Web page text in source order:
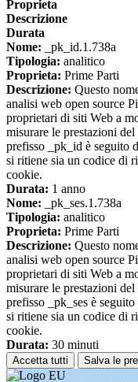
Proprieta
Descrizione
Durata
Nome: _pk_id.1.738a
Tipologia: analitico
Proprieta: Prime Parti
Descrizione: Questo
analisi web open source
proprietari di siti Web a
misurare le prestazioni
prefisso _pk_id è seguito
si ritiene sia un codice di
cookie.
Durata: 1 anno
Nome: _pk_ses.1.738a
Tipologia: analitico
Proprieta: Prime Parti
Descrizione: Questo
analisi web open source
proprietari di siti Web a
misurare le prestazioni
prefisso _pk_ses è
si ritiene sia un codice di
cookie.
Durata: 30 minuti
Accetta tutti Salva le